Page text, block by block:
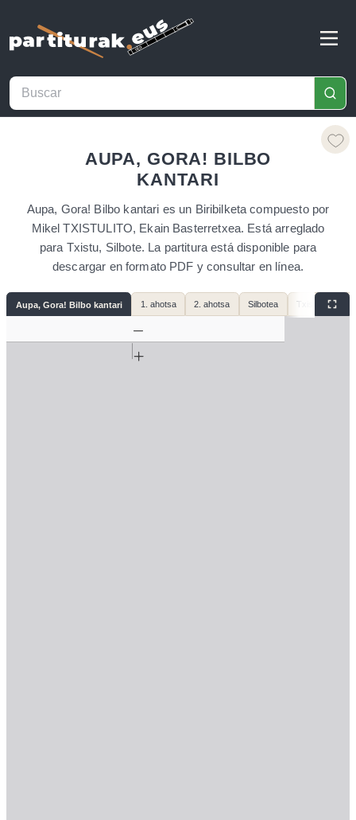
AUPA, GORA! BILBO
KANTARI
Aupa, Gora! Bilbo kantari es un Biribilketa compuesto por
Mikel TXISTULITO, Ekain Basterretxea. Está arreglado
para Txistu, Silbote. La partitura está disponible para
descargar en formato PDF y consultar en línea.
Aupa, Gora! Bilbo kantari 1. ahotsa 2. ahotsa Silbotea Txistu baxua